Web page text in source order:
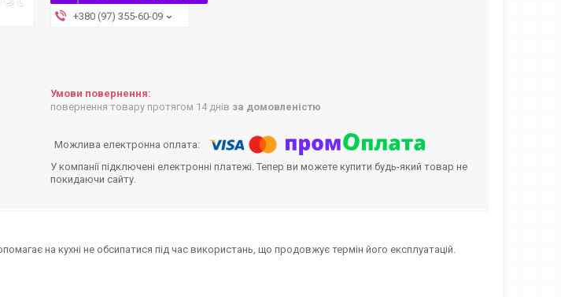
+380 (97) 355-60-09
повернення товару протягом 14 днів за домовленістю
У компанії підключені електронні платежі. Тепер ви можете купити будь-який товар не
покидаючи сайту.
на кухні не обсипатися під час використань, що продовжує термін його експлуатацій.